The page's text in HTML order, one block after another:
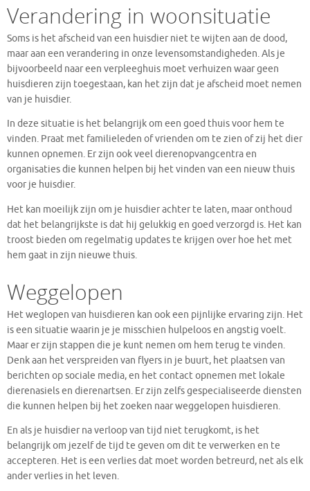
Verandering in woonsituatie
Soms is het afscheid van een huisdier niet te wijten aan de dood,
maar aan een verandering in onze levensomstandigheden. Als je
bijvoorbeeld naar een verpleeghuis moet verhuizen waar geen
huisdieren zijn toegestaan, kan het zijn dat je afscheid moet nemen
van je huisdier.
In deze situatie is het belangrijk om een goed thuis voor hem te
vinden. Praat met familieleden of vrienden om te zien of zij het dier
kunnen opnemen. Er zijn ook veel dierenopvangcentra en
organisaties die kunnen helpen bij het vinden van een nieuw thuis
voor je huisdier.
Het kan moeilijk zijn om je huisdier achter te laten, maar onthoud
dat het belangrijkste is dat hij gelukkig en goed verzorgd is. Het kan
troost bieden om regelmatig updates te krijgen over hoe het met
hem gaat in zijn nieuwe thuis.
Weggelopen
Het weglopen van huisdieren kan ook een pijnlijke ervaring zijn. Het
is een situatie waarin je je misschien hulpeloos en angstig voelt.
Maar er zijn stappen die je kunt nemen om hem terug te vinden.
Denk aan het verspreiden van flyers in je buurt, het plaatsen van
berichten op sociale media, en het contact opnemen met lokale
dierenasiels en dierenartsen. Er zijn zelfs gespecialiseerde diensten
die kunnen helpen bij het zoeken naar weggelopen huisdieren.
En als je huisdier na verloop van tijd niet terugkomt, is het
belangrijk om jezelf de tijd te geven om dit te verwerken en te
accepteren. Het is een verlies dat moet worden betreurd, net als elk
ander verlies in het leven.